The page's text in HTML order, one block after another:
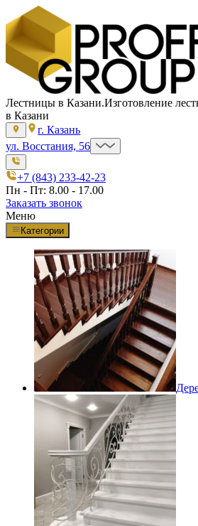
Лестницы в Казани.Изготовление
в Казани
г. Казань
ул. Восстания, 56
+7 (843) 233-42-23
Пн - Пт: 8.00 - 17.00
Заказать звонок
Меню
Категории